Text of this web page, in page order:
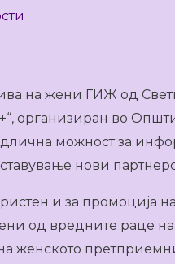
на жени ГИЖ од
организиран во
можност за
нови
и за
од вредните раце
женското